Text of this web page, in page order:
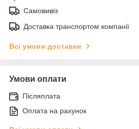
Самовивіз
Доставка транспортом компанії
Всі умови доставки
Умови оплати
Післяплата
Оплата на рахунок